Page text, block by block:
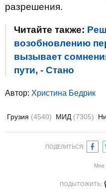
разрешения.
Читайте также:
возобновлению
вызывает
пути, - Стано
Автор: Христина Бедрик
Грузия (4540) МИД (7305)
ПОДЕЛИТЬСЯ:
Мне
ПОДЫТОЖИТЬ: